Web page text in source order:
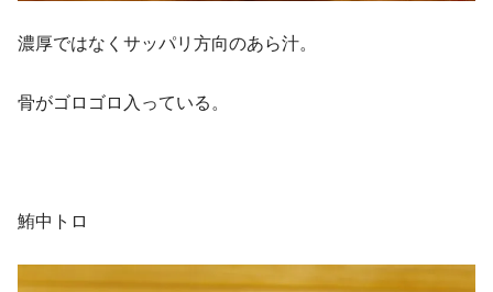
濃厚ではなくサッパリ方向のあら汁。
骨がゴロゴロ入っている。
鮪中トロ